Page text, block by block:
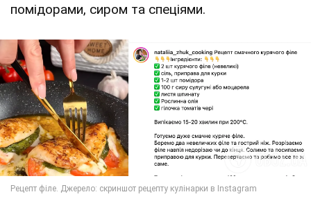
помідорами, сиром та спеціями.